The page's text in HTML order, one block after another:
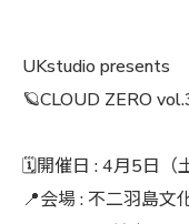
UKstudio presents
🪐CLOUD ZERO
🗓️開催日 : 4月5日（土
📍会場 : 不二羽島文